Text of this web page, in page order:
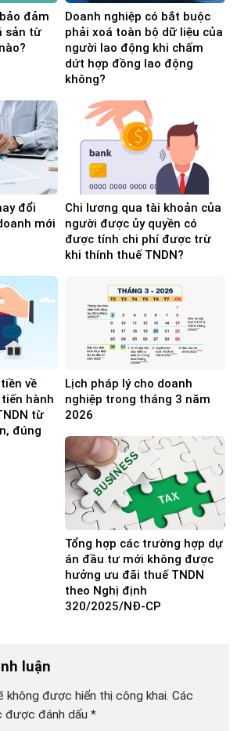
đảm
sản từ
Doanh nghiệp có bắt buộc
phải xoá toàn bộ dữ liệu của
người lao động khi chấm
dứt hợp đồng lao động
không?
đổi
mới
Chi lương qua tài khoản của
người được ủy quyền có
được tính chi phí được trừ
khi thính thuế TNDN?
về
hành
từ
đúng
Lịch pháp lý cho doanh
nghiệp trong tháng 3 năm
2026
Tổng hợp các trường hợp dự
án đầu tư mới không được
hưởng ưu đãi thuế TNDN
theo Nghị định
320/2025/NĐ-CP
luận
không được hiển thị công khai. Các
được đánh dấu *